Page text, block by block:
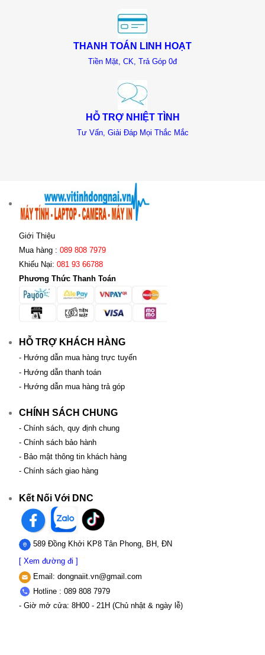
THANH TOÁN LINH HOẠT
Tiền Mặt, CK, Trả Góp 0đ
HỖ TRỢ NHIỆT TÌNH
Tư Vấn, Giải Đáp Mọi Thắc Mắc
Giới Thiệu
Mua hàng : 089 808 7979
Khiếu Nại: 081 93 66788
Phương Thức Thanh Toán
HỖ TRỢ KHÁCH HÀNG
- Hướng dẫn mua hàng trực tuyến
- Hướng dẫn thanh toán
- Hướng dẫn mua hàng trả góp
CHÍNH SÁCH CHUNG
- Chính sách, quy định chung
- Chính sách bảo hành
- Bảo mật thông tin khách hàng
- Chính sách giao hàng
Kết Nối Với DNC
589 Đồng Khởi KP8 Tân Phong, BH, ĐN
[ Xem đường đi ]
Email: dongnaiit.vn@gmail.com
Hotline : 089 808 7979
- Giờ mở cửa: 8H00 - 21H (Chủ nhật & ngày lễ)